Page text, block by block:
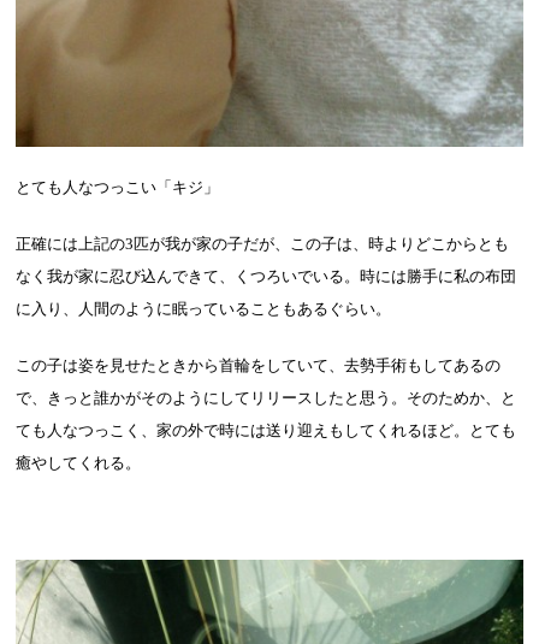
とても人なつっこい「キジ」
正確には上記の3匹が我が家の子だが、この子は、時よりどこからとも
なく我が家に忍び込んできて、くつろいでいる。時には勝手に私の布団
に入り、人間のように眠っていることもあるぐらい。
この子は姿を見せたときから首輪をしていて、去勢手術もしてあるの
で、きっと誰かがそのようにしてリリースしたと思う。そのためか、と
ても人なつっこく、家の外で時には送り迎えもしてくれるほど。とても
癒やしてくれる。